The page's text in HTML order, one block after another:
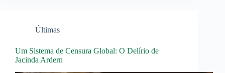
Últimas
Um Sistema de Censura Global: O Delírio de
Jacinda Ardern